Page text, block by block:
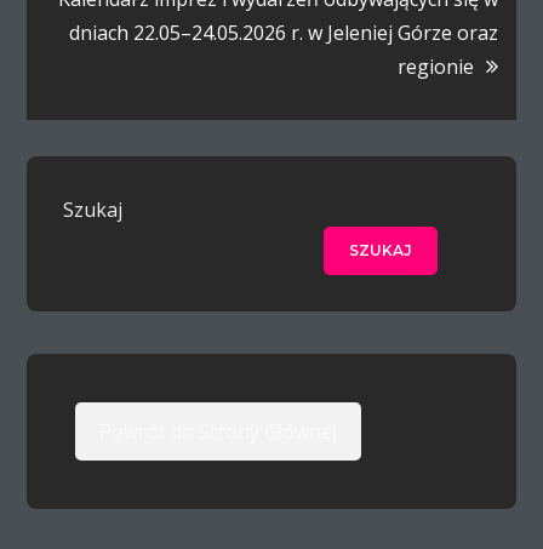
dniach 22.05–24.05.2026 r. w Jeleniej Górze oraz
regionie
Szukaj
SZUKAJ